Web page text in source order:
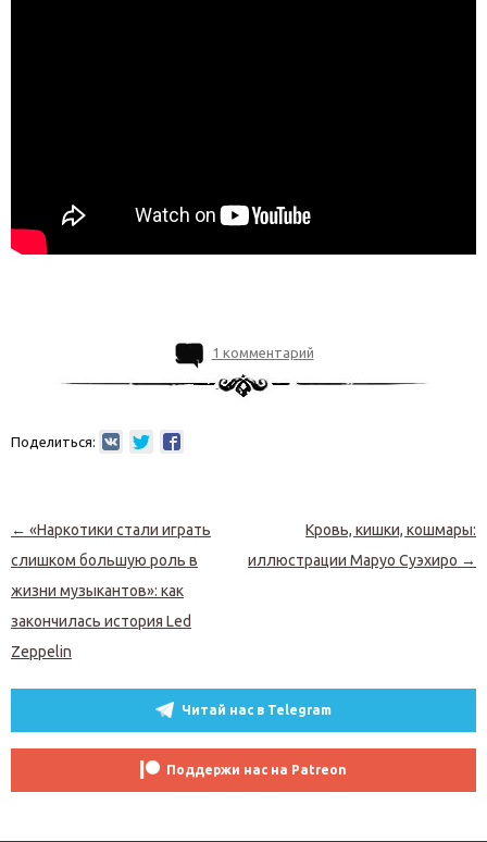
1 комментарий
Поделиться:
Навигация по записям
← «Наркотики стали играть
слишком большую роль в
жизни музыкантов»: как
закончилась история Led
Zeppelin
Кровь, кишки, кошмары:
иллюстрации Маруо Суэхиро →
Читай нас в Telegram
Поддержи нас на Patreon